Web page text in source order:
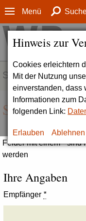
Hinweis zur
Cookies erleichtern
Mit der Nutzung
einverstanden, dass
Informationen zum
folgenden Link:
Erlauben Ablehnen
Menü
SERVICE
Seite
Felder mit einem * sind
werden
Ihre Angaben
Empfänger *